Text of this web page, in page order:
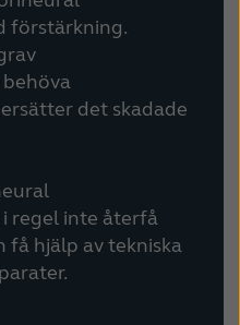
förstärkning.
det skadade
regel inte återfå
få hjälp av tekniska